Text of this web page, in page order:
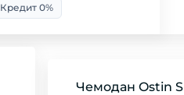
Кредит 0%
Чемодан Ostin S